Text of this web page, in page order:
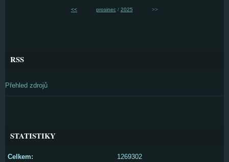
<< prosinec/ 2025 >>
RSS
Přehled zdrojů
STATISTIKY
Celkem: 1269302